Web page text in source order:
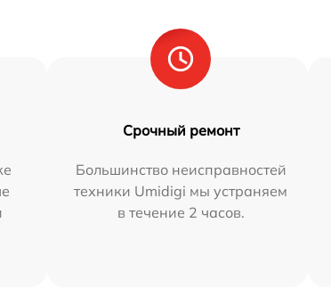
Срочный ремонт
Большинство неисправностей
техники Umidigi мы устраняем
в течение 2 часов.